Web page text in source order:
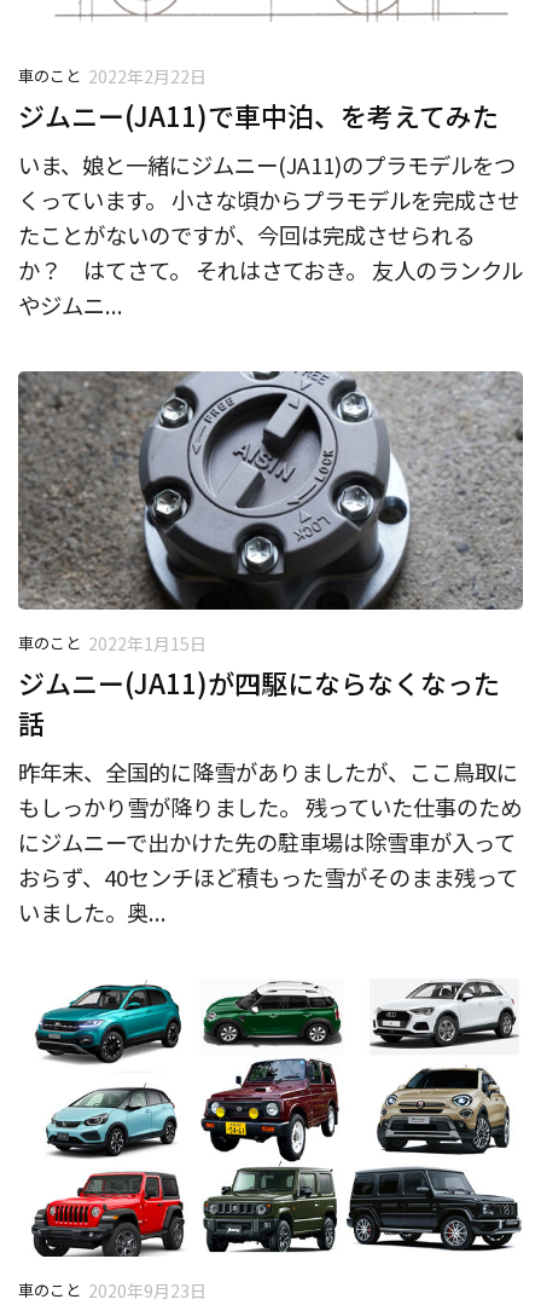
車のこと 2022年2月22日
ジムニー(JA11)で車中泊、を考えてみた
いま、娘と一緒にジムニー(JA11)のプラモデルをつ
くっています。 小さな頃からプラモデルを完成させ
たことがないのですが、今回は完成させられる
か？ はてさて。 それはさておき。 友人のランクル
やジムニ...
車のこと 2022年1月15日
ジムニー(JA11)が四駆にならなくなった
話
昨年末、全国的に降雪がありましたが、ここ鳥取に
もしっかり雪が降りました。 残っていた仕事のため
にジムニーで出かけた先の駐車場は除雪車が入って
おらず、40センチほど積もった雪がそのまま残って
いました。奥...
車のこと 2020年9月23日